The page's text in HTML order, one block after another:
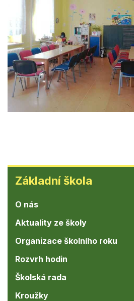
Základní
škola
Základní škola
O nás
Aktuality ze školy
Organizace školního roku
Rozvrh hodin
Školská rada
Kroužky